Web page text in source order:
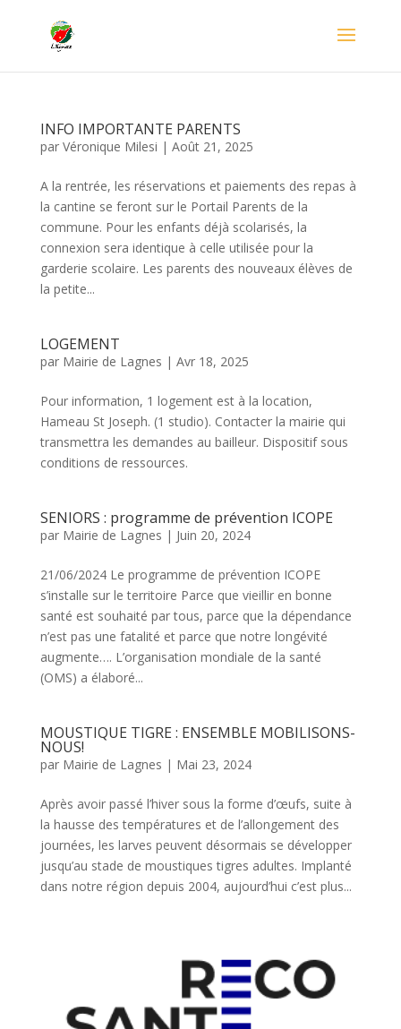
INFO IMPORTANTE PARENTS
par Véronique Milesi | Août 21, 2025
A la rentrée, les réservations et paiements des repas à
la cantine se feront sur le Portail Parents de la
commune. Pour les enfants déjà scolarisés, la
connexion sera identique à celle utilisée pour la
garderie scolaire. Les parents des nouveaux élèves de
la petite...
LOGEMENT
par Mairie de Lagnes | Avr 18, 2025
Pour information, 1 logement est à la location,
Hameau St Joseph. (1 studio). Contacter la mairie qui
transmettra les demandes au bailleur. Dispositif sous
conditions de ressources.
SENIORS : programme de prévention ICOPE
par Mairie de Lagnes | Juin 20, 2024
21/06/2024 Le programme de prévention ICOPE
s’installe sur le territoire Parce que vieillir en bonne
santé est souhaité par tous, parce que la dépendance
n’est pas une fatalité et parce que notre longévité
augmente…. L’organisation mondiale de la santé
(OMS) a élaboré...
MOUSTIQUE TIGRE : ENSEMBLE MOBILISONS-
NOUS!
par Mairie de Lagnes | Mai 23, 2024
Après avoir passé l’hiver sous la forme d’œufs, suite à
la hausse des températures et de l’allongement des
journées, les larves peuvent désormais se développer
jusqu’au stade de moustiques tigres adultes. Implanté
dans notre région depuis 2004, aujourd’hui c’est plus...